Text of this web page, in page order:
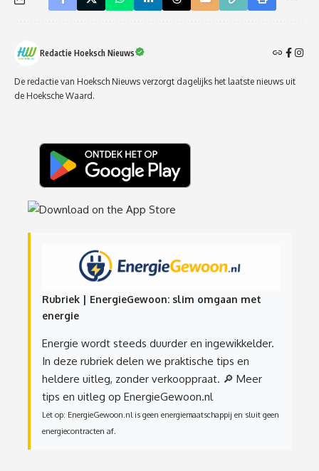
Redactie Hoeksch Nieuws
De redactie van Hoeksch Nieuws verzorgt dagelijks het laatste nieuws uit
de Hoeksche Waard.
Rubriek | EnergieGewoon: slim omgaan met
energie
Energie wordt steeds duurder en ingewikkelder.
In deze rubriek delen we praktische tips en
heldere uitleg, zonder verkooppraat. 🔎 Meer
tips en uitleg op EnergieGewoon.nl
Let op: EnergieGewoon.nl is geen energiemaatschappij en sluit geen
energiecontracten af.